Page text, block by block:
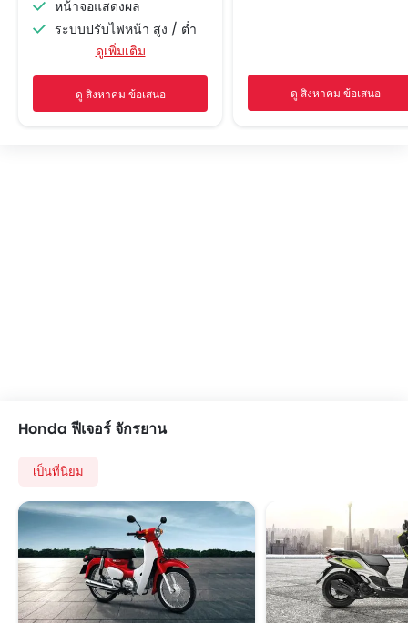
หน้าจอแสดงผล
ระบบปรับไฟหน้า สูง / ต่ำ
ภายนอกตัวรถตกแต่งด้วยโครเมียม
ไฟเตือนสถานะเครื่องยนต์
ไฟแสดงสถานะ
ดูเพิ่มเติม
ดู สิงหาคม ข้อเสนอ ดู สิงหาคม ข้อเสนอ
Honda ฟีเจอร์ จักรยาน
เป็นที่นิยม